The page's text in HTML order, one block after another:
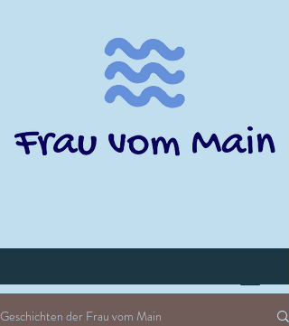
Geschichten der Frau vom Main